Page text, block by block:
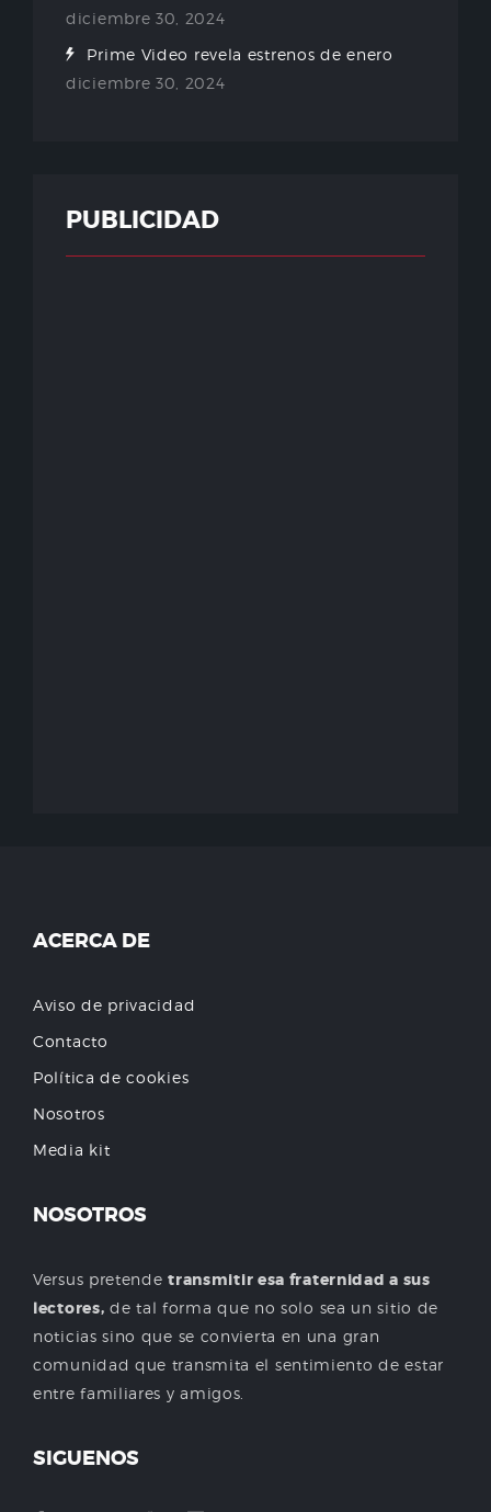
diciembre 30, 2024
Prime Video revela estrenos de enero
diciembre 30, 2024
PUBLICIDAD
ACERCA DE
Aviso de privacidad
Contacto
Política de cookies
Nosotros
Media kit
NOSOTROS
Versus pretendetransmitir esa fraternidad a sus
lectores, de tal forma que no solo sea un sitio de
noticias sino que se convierta en una gran
comunidad que transmita el sentimiento de estar
entre familiares y amigos.
SIGUENOS